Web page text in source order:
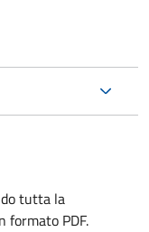
tutta la
formato PDF.